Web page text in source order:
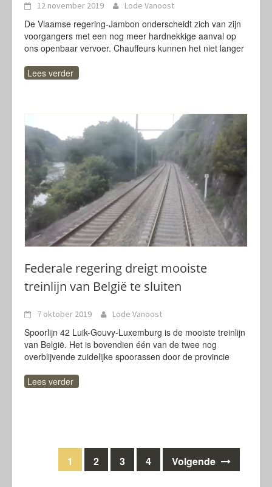
12 november 2019 Lode Vanoost
De Vlaamse regering-Jambon onderscheidt zich van zijn
voorgangers met een nog meer hardnekkige aanval op
ons openbaar vervoer. Chauffeurs kunnen het niet langer
Lees verder
Federale regering dreigt mooiste
treinlijn van België te sluiten
7 oktober 2019 Lode Vanoost
Spoorlijn 42 Luik-Gouvy-Luxemburg is de mooiste treinlijn
van België. Het is bovendien één van de twee nog
overblijvende zuidelijke spoorassen door de provincie
Lees verder
Berichten
1 2 3 4 Volgende